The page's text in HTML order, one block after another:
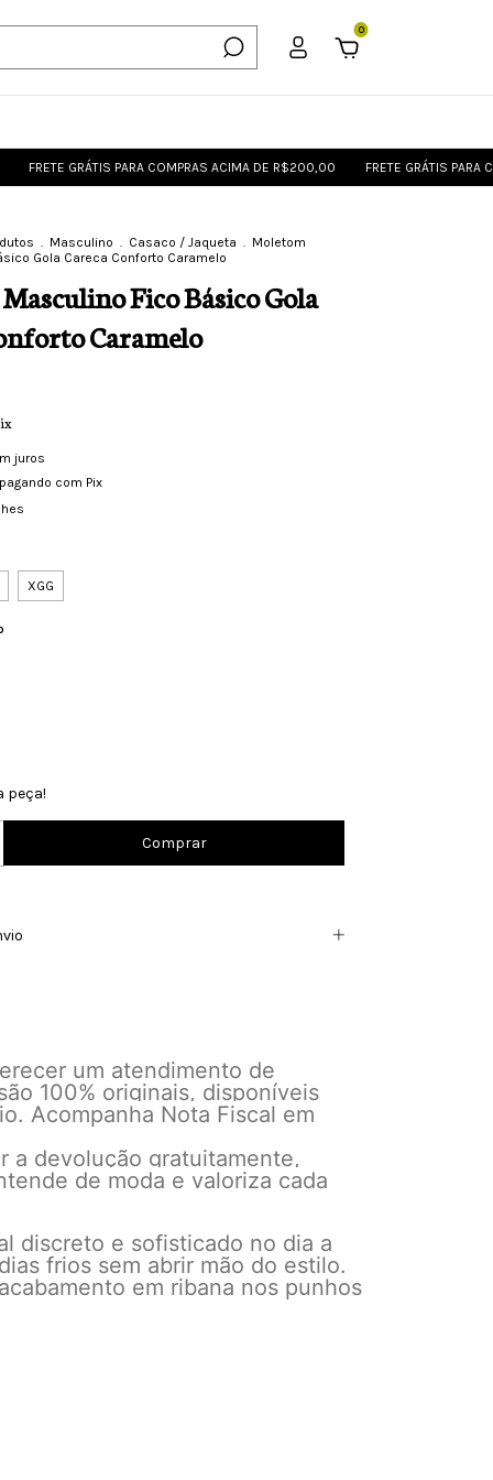
0
GRÁTIS PARA COMPRAS ACIMA DE R$200,00 FRETE GRÁTIS PARA
. Masculino . Casaco / Jaqueta . Moletom
Gola Careca Conforto Caramelo
Fico Básico Gola
Caramelo
juros
com Pix
XGG
peça!
um atendimento de
100% originais, disponíveis
Acompanha Nota Fiscal em
a devolução gratuitamente,
de moda e valoriza cada
discreto e sofisticado no dia a
frios sem abrir mão do estilo.
em ribana nos punhos